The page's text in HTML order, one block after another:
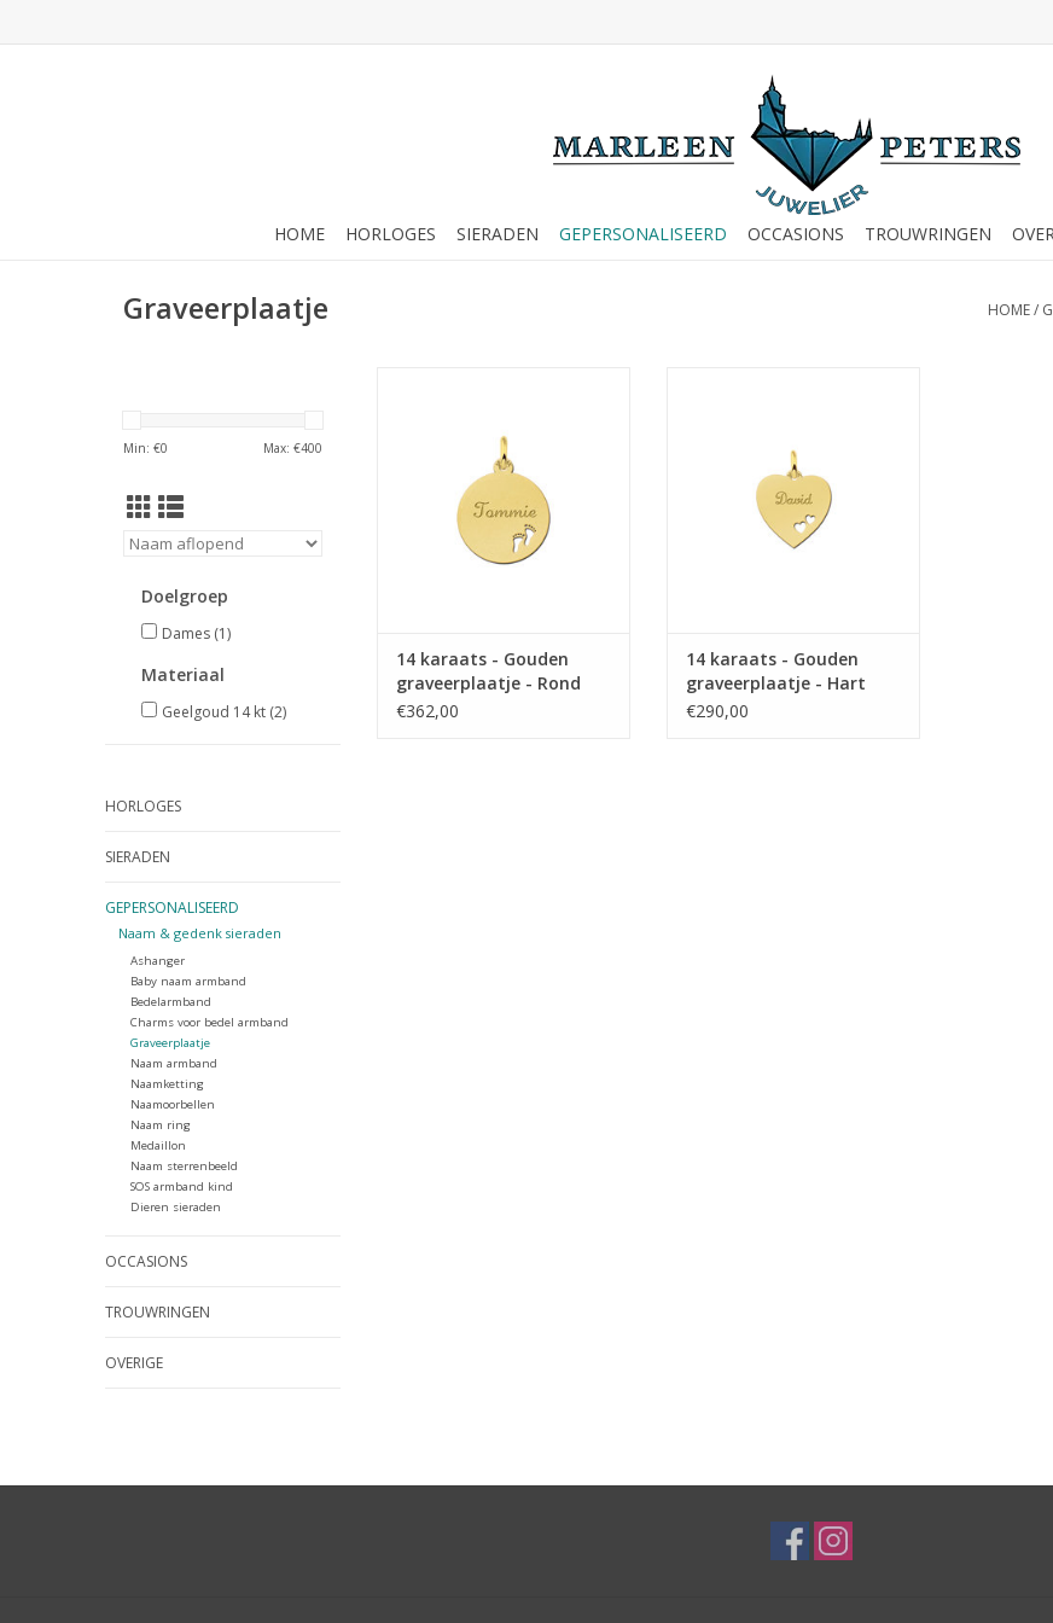
HOME HORLOGES SIERADEN GEPERSONALISEERD OCCASIONS TROUWRINGEN
Graveerplaatje HOME/
Min: €0 Max: €400
Doelgroep
Dames (1)
Materiaal
Geelgoud 14 kt (2)
HORLOGES
SIERADEN
GEPERSONALISEERD
Naam & gedenk sieraden
Ashanger
Baby naam armband
Bedelarmband
Charms voor bedel armband
Graveerplaatje
Naam armband
Naamketting
Naamoorbellen
Naam ring
Medaillon
Naam sterrenbeeld
SOS armband kind
Dieren sieraden
OCCASIONS
TROUWRINGEN
OVERIGE
TOEVOEGEN AAN WINKELWAGEN
14 karaats - Gouden
graveerplaatje - Rond
met twee voetjes
€362,00
TOEVOEGEN AAN WINKELWAGEN
14 karaats - Gouden
graveerplaatje - Hart
met 2 hartjes
€290,00